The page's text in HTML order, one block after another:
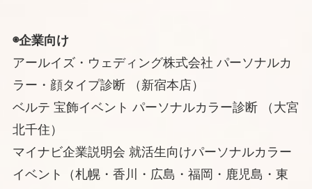
◉企業向け
アールイズ・ウェディング株式会社 パーソナルカ
ラー・顔タイプ診断 （新宿本店）
ベルテ 宝飾イベント パーソナルカラー診断 （大宮
北千住）
マイナビ企業説明会 就活生向けパーソナルカラー
イベント（札幌・香川・広島・福岡・鹿児島・東